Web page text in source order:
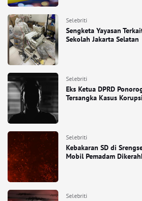
Selebriti
Sengketa Yayasan
Sekolah Jakarta Selatan
Selebriti
Eks Ketua DPRD
Tersangka Kasus
Selebriti
Kebakaran SD di
Mobil Pemadam
Selebriti